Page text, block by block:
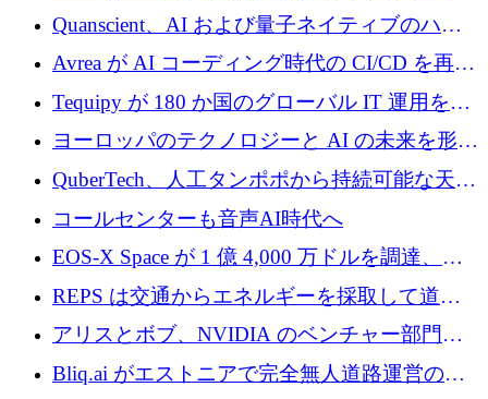
を拡大するためにシリーズ A で 2,000 万ドル
を調達
Quanscient、AI および量子ネイティブのハー
ドウェア エンジニアリングを推進するために
1,000 万ユーロを調達
Avrea が AI コーディング時代の CI/CD を再発
明するために 470 万ドルをかけてステルスか
ら浮上
Tequipy が 180 か国のグローバル IT 運用を自
動化するために 300 万ユーロ以上を調達
ヨーロッパのテクノロジーと AI の未来を形作
る: イノベーション リーダーが Nexus
Luxembourg 2026 に集まる理由
QuberTech、人工タンポポから持続可能な天然
ゴムを開発するために 340 万ポンドを調達
コールセンターも音声AI時代へ
EOS-X Space が 1 億 4,000 万ドルを調達、
Mistral が Emmi AI を買収、Bliq がエストニア
での完全無人道路運営を承認
REPS は交通からエネルギーを採取して道路
を発電所に変えるために 2,360 万ドルを調達
アリスとボブ、NVIDIA のベンチャー部門か
らの投資でシリーズ B を拡大
Bliq.ai がエストニアで完全無人道路運営の承